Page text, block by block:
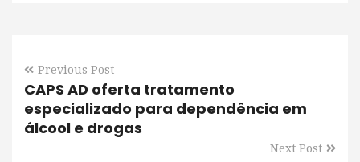
Previous Post
CAPS AD oferta tratamento
especializado para dependência em
álcool e drogas
Next Post